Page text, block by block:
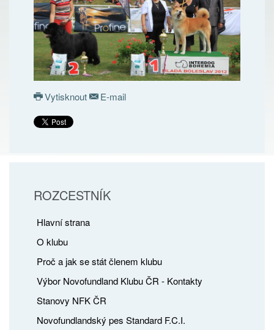
Vytisknout E-mail
ROZCESTNÍK
Hlavní strana
O klubu
Proč a jak se stát členem klubu
Výbor Novofundland Klubu ČR - Kontakty
Stanovy NFK ČR
Novofundlandský pes Standard F.C.I.